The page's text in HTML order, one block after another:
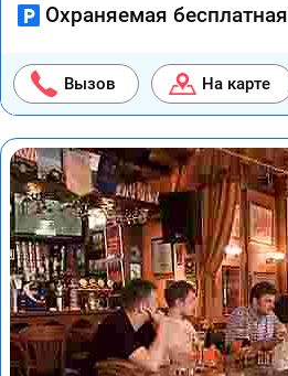
Охраняемая бесплатная
Вызов На карте